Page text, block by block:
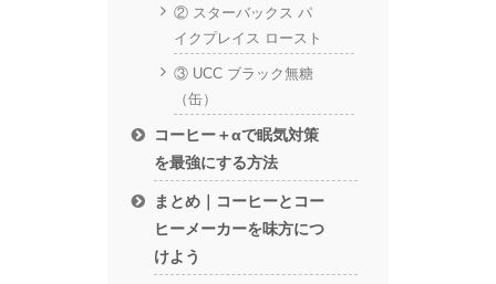
② スターバックス パ
イクプレイス ロースト
③ UCC ブラック無糖
（缶）
コーヒー＋αで眠気対策
を最強にする方法
まとめ｜コーヒーとコー
ヒーメーカーを味方につ
けよう